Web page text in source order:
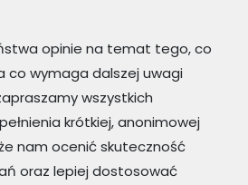
opinie na temat tego, co
co wymaga dalszej uwagi
wszystkich
krótkiej, anonimowej
nam ocenić skuteczność
oraz lepiej dostosować